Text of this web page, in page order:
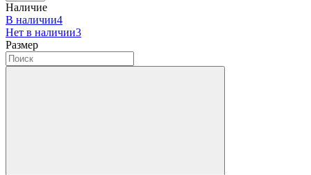
Наличие
В наличии4
Нет в наличии3
Размер